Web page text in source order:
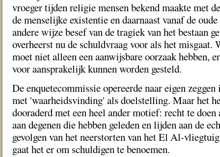
vroeger tijden religie mensen bekend maakte met
de menselijke existentie en daarnaast vanaf de
andere wijze besef van de tragiek van het bestaan
overheerst nu de schuldvraag voor als het misgaat.
moet niet alleen een aanwijsbare oorzaak hebben,
voor aansprakelijk kunnen worden gesteld.
De enquetecommissie opereerde naar eigen zeggen
met 'waarheidsvinding' als doelstelling. Maar het
dooraderd met een heel ander motief: recht te doen
aan degenen die hebben geleden en lijden aan de
gevolgen van het neerstorten van het El Al-
gaat het er om schuldigen te benoemen.